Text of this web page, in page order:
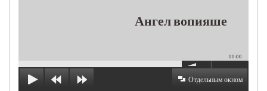
Ангел вопияше
00:00
Отдельным окном